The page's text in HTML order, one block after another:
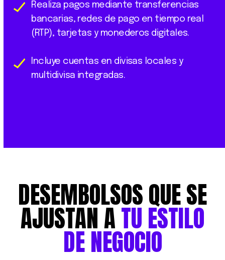
Realiza pagos mediante transferencias
bancarias, redes de pago en tiempo real
(RTP), tarjetas y monederos digitales.
Incluye cuentas en divisas locales y
multidivisa integradas.
DESEMBOLSOSQUESE
AJUSTANATU ESTILO
DENEGOCIO